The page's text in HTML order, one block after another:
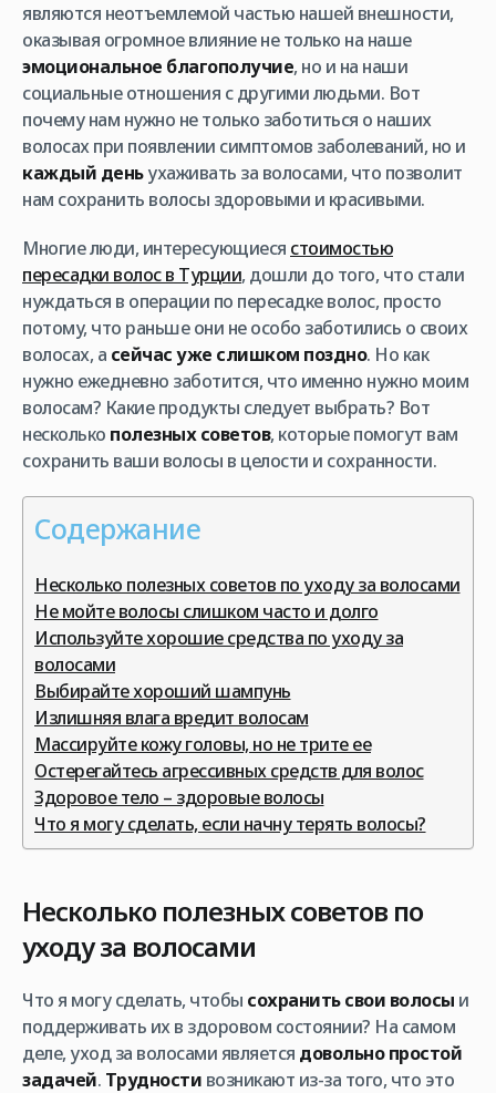
являются неотъемлемой частью нашей внешности,
оказывая огромное влияние не только на наше
эмоциональное благополучие, но и на наши
социальные отношения с другими людьми. Вот
почему нам нужно не только заботиться о наших
волосах при появлении симптомов заболеваний, но и
каждый деньухаживать за волосами, что позволит
нам сохранить волосы здоровыми и красивыми.
Многие люди, интересующиеся стоимостью
пересадки волос в Турции, дошли до того, что стали
нуждаться в операции по пересадке волос, просто
потому, что раньше они не особо заботились о своих
волосах, а сейчас уже слишком поздно. Но как
нужно ежедневно заботится, что именно нужно моим
волосам? Какие продукты следует выбрать? Вот
несколько полезных советов, которые помогут вам
сохранить ваши волосы в целости и сохранности.
Содержание
Несколько полезных советов по уходу за волосами
Не мойте волосы слишком часто и долго
Используйте хорошие средства по уходу за
волосами
Выбирайте хороший шампунь
Излишняя влага вредит волосам
Массируйте кожу головы, но не трите ее
Остерегайтесь агрессивных средств для волос
Здоровое тело – здоровые волосы
Что я могу сделать, если начну терять волосы?
Несколько полезных советов по
уходу за волосами
Что я могу сделать, чтобы сохранить свои волосы и
поддерживать их в здоровом состоянии? На самом
деле, уход за волосами является довольно простой
задачей. Трудности возникают из-за того, что это